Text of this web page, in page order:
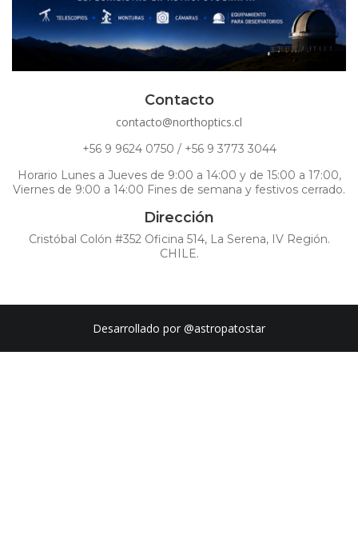
Contacto
contacto@northoptics.cl
+56 9 9624 0750 / +56 9 3773 3044
Horario Lunes a Jueves de 9:00 a 14:00 y de 15:00 a 17:00,
Viernes de 9:00 a 14:00 Fines de semana y festivos cerrado.
Dirección
Cristóbal Colón #352 Oficina 514, La Serena, IV Región.
CHILE.
Desarrollado por @astropatostar